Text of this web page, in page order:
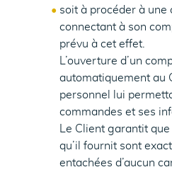
soit à procéder à une
connectant à son
prévu à cet effet.
L’ouverture d’un
automatiquement au
personnel lui
commandes et ses
Le Client garantit
qu’il fournit sont
entachées d’aucun